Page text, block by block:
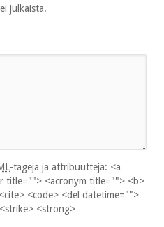
julkaista.
-tageja ja attribuutteja: <a
title=""> <acronym title=""> <b>
<code> <del datetime="">
<strong>